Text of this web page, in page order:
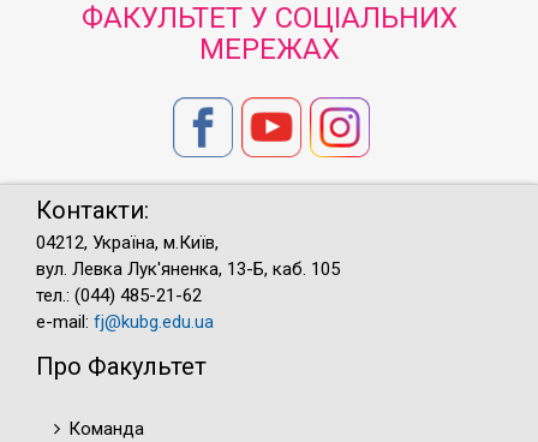
ФАКУЛЬТЕТ У СОЦІАЛЬНИХ
МЕРЕЖАХ
Контакти:
04212, Україна, м.Київ,
вул. Левка Лук'яненка, 13-Б, каб. 105
тел.: (044) 485-21-62
e-mail: fj@kubg.edu.ua
Про Факультет
Команда